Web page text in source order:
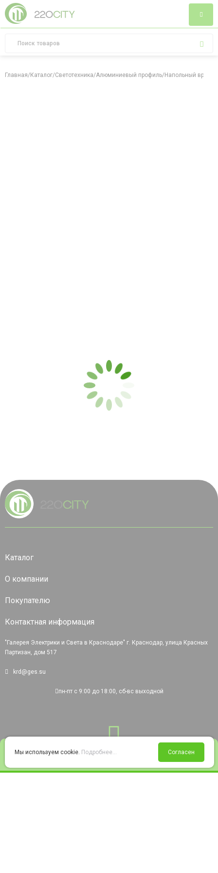
Войти Избранное Корзина
Главная/Каталог/Светотехника/Алюминиевый профиль/Напольный
Каталог
О компании
Покупателю
Контактная информация
"Галерея Электрики и Света в Краснодаре" г. Краснодар, улица Красных
Партизан, дом 517
krd@ges.su
пн-пт с 9:00 до 18:00, сб-вс выходной
Мы используем cookie. Подробнее... Согласен